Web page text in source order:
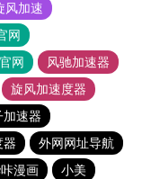
风加速
网
网
风驰加速器
旋风加速度器
加速器
器
外网网址导航
漫画
小美